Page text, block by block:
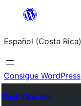
Saltar
contenido
Español (Costa Rica)
Consigue WordPress
Plugin Directory